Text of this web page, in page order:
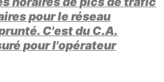
pour le réseau
C'est du C.A.
pour l'opérateur